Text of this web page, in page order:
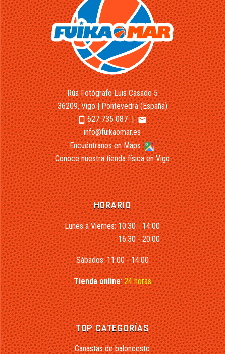
Rúa Fotógrafo Luis Casado 5
36209, Vigo | Pontevedra (España)
smartphone627 735 087|email
info@fuikaomar.es
Encuéntranos en Maps
Conoce nuestra tienda física en Vigo
HORARIO
Lunes a Viernes: 10:30 - 14:00
16:30 - 20:00
Sábados: 11:00 - 14:00
Tienda online:24 horas
TOP CATEGORÍAS
Canastas de baloncesto